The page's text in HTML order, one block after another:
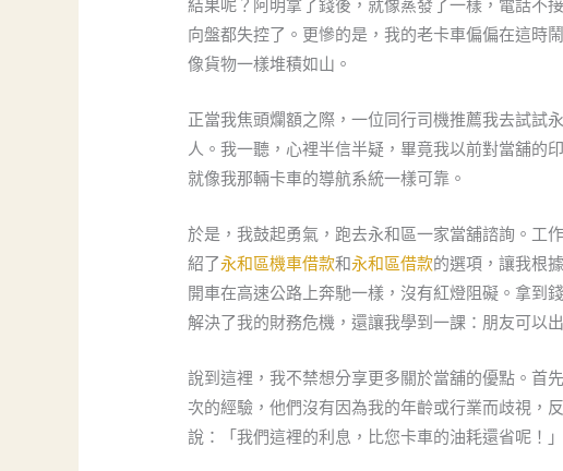
結果呢？阿明拿了錢後，就像蒸發了一樣，電話不
向盤都失控了。更慘的是，我的老卡車偏偏在這時
像貨物一樣堆積如山。
正當我焦頭爛額之際，一位同行司機推薦我去試試
人。我一聽，心裡半信半疑，畢竟我以前對當舖的
就像我那輛卡車的導航系統一樣可靠。
於是，我鼓起勇氣，跑去永和區一家當舖諮詢。工
紹了永和區機車借款和永和區借款的選項，讓我根
開車在高速公路上奔馳一樣，沒有紅燈阻礙。拿到
解決了我的財務危機，還讓我學到一課：朋友可以
說到這裡，我不禁想分享更多關於當舖的優點。首
次的經驗，他們沒有因為我的年齡或行業而歧視，
說：「我們這裡的利息，比您卡車的油耗還省呢！